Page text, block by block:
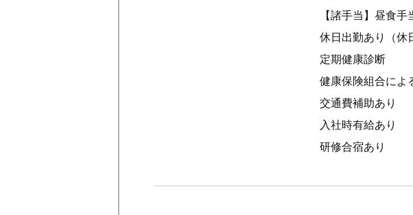
【諸手当】昼食
休日出勤あり（休
定期健康診断
健康保険組合によ
交通費補助あり
入社時有給あり
研修合宿あり